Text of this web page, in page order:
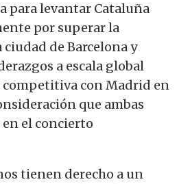
para levantar Cataluña
por superar la
ciudad de Barcelona y
a escala global
competitiva con Madrid en
que ambas
el concierto
tienen derecho a un